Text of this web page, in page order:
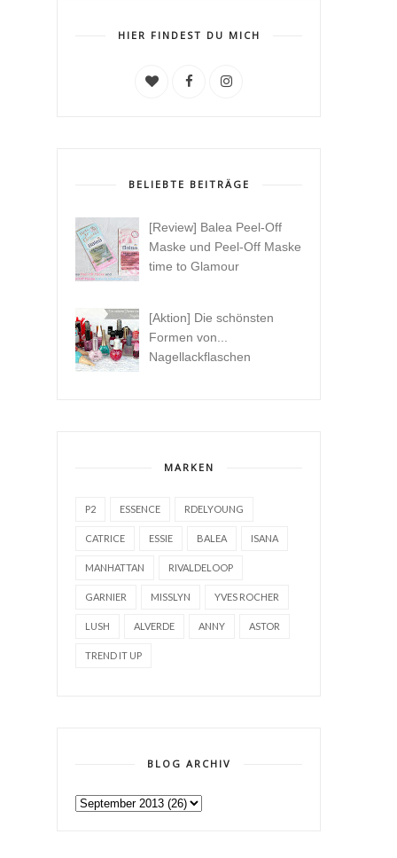
HIER FINDEST DU MICH
BELIEBTE BEITRÄGE
[Review] Balea Peel-Off
Maske und Peel-Off Maske
time to Glamour
[Aktion] Die schönsten
Formen von...
Nagellackflaschen
MARKEN
P2 ESSENCE RDELYOUNG
CATRICE ESSIE BALEA ISANA
MANHATTAN RIVALDELOOP
GARNIER MISSLYN YVES ROCHER
LUSH ALVERDE ANNY ASTOR
TREND IT UP
BLOG ARCHIV